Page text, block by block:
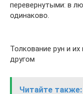
перевернутыми: в
одинаково.
Толкование рун и
другом
Читайте также: